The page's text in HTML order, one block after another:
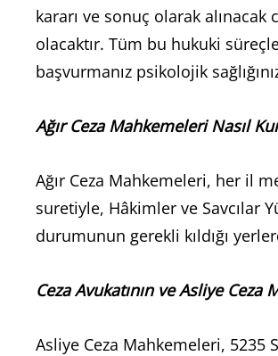
kararı ve sonuç olarak
olacaktır. Tüm bu hukuki
başvurmanız psikolojik
Ağır Ceza Mahkemeleri Nasıl
Ağır Ceza Mahkemeleri, her il
suretiyle, Hâkimler ve Savcılar
durumunun gerekli kıldığı
Ceza Avukatının ve Asliye
Asliye Ceza Mahkemeleri, 5235